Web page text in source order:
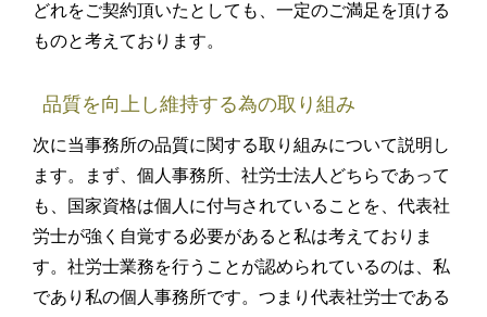
どれをご契約頂いたとしても、一定のご満足を頂ける
ものと考えております。
品質を向上し維持する為の取り組み
次に当事務所の品質に関する取り組みについて説明し
ます。まず、個人事務所、社労士法人どちらであって
も、国家資格は個人に付与されていることを、代表社
労士が強く自覚する必要があると私は考えておりま
す。社労士業務を行うことが認められているのは、私
であり私の個人事務所です。つまり代表社労士である